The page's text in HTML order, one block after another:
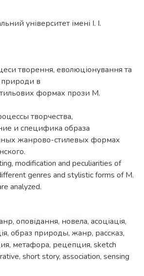
університет імені І. І.
творення, еволюціонування та
природи в
формах прози М.
творчества,
и специфика образа
жанрово-стилевых формах
modification and peculiarities of
genres and stylistic forms of M.
analyzed.
, оповідання, новела, асоціація,
, образ природы, жанр, рассказ,
, метафора, рецепция, sketch
, short story, association, sensing